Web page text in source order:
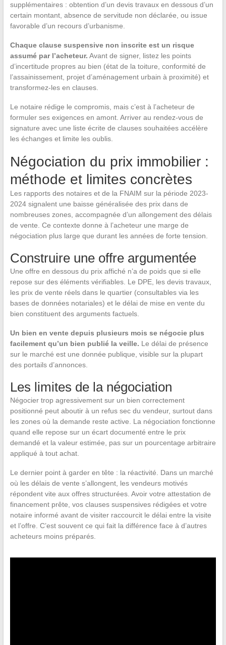
supplémentaires : obtention d’un devis travaux en dessous d’un
certain montant, absence de servitude non déclarée, ou issue
favorable d’un recours d’urbanisme.
Chaque clause suspensive non inscrite est un risque
assumé par l’acheteur. Avant de signer, listez les points
d’incertitude propres au bien (état de la toiture, conformité de
l’assainissement, projet d’aménagement urbain à proximité) et
transformez-les en clauses.
Le notaire rédige le compromis, mais c’est à l’acheteur de
formuler ses exigences en amont. Arriver au rendez-vous de
signature avec une liste écrite de clauses souhaitées accélère
les échanges et limite les oublis.
Négociation du prix immobilier :
méthode et limites concrètes
Les rapports des notaires et de la FNAIM sur la période 2023-
2024 signalent une baisse généralisée des prix dans de
nombreuses zones, accompagnée d’un allongement des délais
de vente. Ce contexte donne à l’acheteur une marge de
négociation plus large que durant les années de forte tension.
Construire une offre argumentée
Une offre en dessous du prix affiché n’a de poids que si elle
repose sur des éléments vérifiables. Le DPE, les devis travaux,
les prix de vente réels dans le quartier (consultables via les
bases de données notariales) et le délai de mise en vente du
bien constituent des arguments factuels.
Un bien en vente depuis plusieurs mois se négocie plus
facilement qu’un bien publié la veille. Le délai de présence
sur le marché est une donnée publique, visible sur la plupart
des portails d’annonces.
Les limites de la négociation
Négocier trop agressivement sur un bien correctement
positionné peut aboutir à un refus sec du vendeur, surtout dans
les zones où la demande reste active. La négociation fonctionne
quand elle repose sur un écart documenté entre le prix
demandé et la valeur estimée, pas sur un pourcentage arbitraire
appliqué à tout achat.
Le dernier point à garder en tête : la réactivité. Dans un marché
où les délais de vente s’allongent, les vendeurs motivés
répondent vite aux offres structurées. Avoir votre attestation de
financement prête, vos clauses suspensives rédigées et votre
notaire informé avant de visiter raccourcit le délai entre la visite
et l’offre. C’est souvent ce qui fait la différence face à d’autres
acheteurs moins préparés.